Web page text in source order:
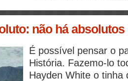
não há absolutos
É possível pensar o
História. Fazemo-lo
Hayden White o tinha